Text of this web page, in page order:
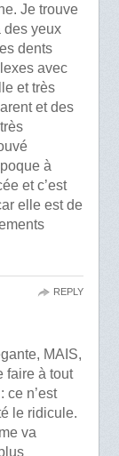
Je trouve
des yeux
dents
avec
et très
et des
à
et c’est
elle est de
MAIS,
faire à tout
ce n’est
le ridicule.
va
REPLY